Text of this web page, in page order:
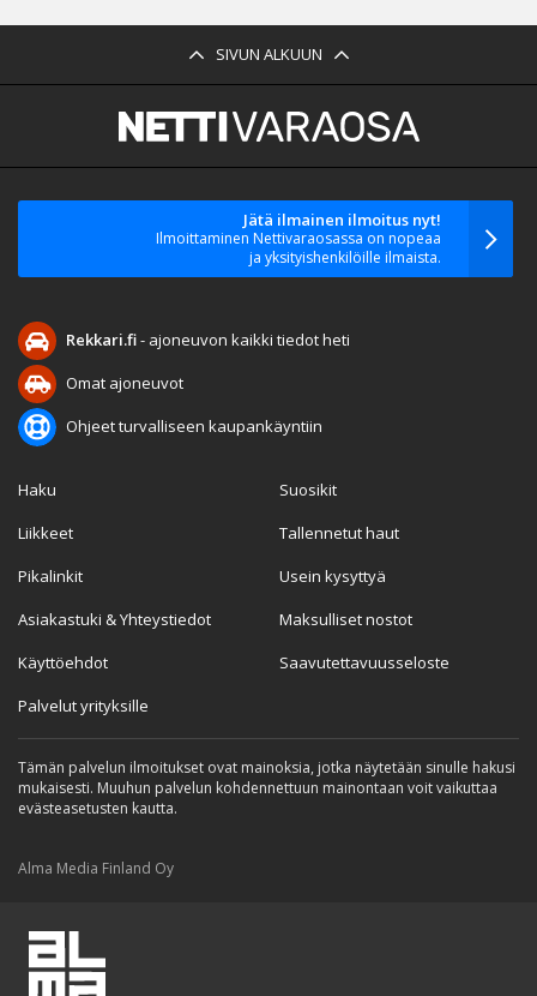
SIVUN ALKUUN
Jätä ilmainen ilmoitus nyt!
Ilmoittaminen Nettivaraosassa on nopeaa
ja yksityishenkilöille ilmaista.
Rekkari.fi- ajoneuvon kaikki tiedot heti
Omat ajoneuvot
Ohjeet turvalliseen kaupankäyntiin
Haku
Liikkeet
Pikalinkit
Asiakastuki & Yhteystiedot
Käyttöehdot
Palvelut yrityksille
Suosikit
Tallennetut haut
Usein kysyttyä
Maksulliset nostot
Saavutettavuusseloste
Tämän palvelun ilmoitukset ovat mainoksia, jotka näytetään sinulle hakusi
mukaisesti. Muuhun palvelun kohdennettuun mainontaan voit vaikuttaa
evästeasetusten kautta.
Alma Media Finland Oy